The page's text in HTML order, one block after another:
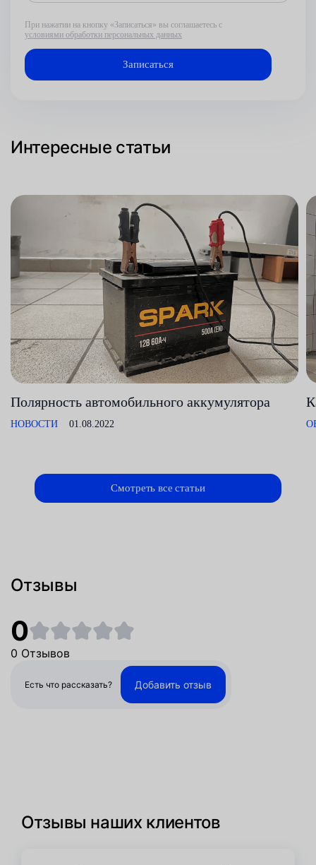
При нажатии на кнопку «Записаться» вы соглашаетесь с
условиями обработки персональных данных
Интересные статьи
Полярность автомобильного аккумулятора
НОВОСТИ 01.08.2022
Смотреть все статьи
Отзывы
0
0 Отзывов
Есть что рассказать? Добавить отзыв
Отзывы наших клиентов